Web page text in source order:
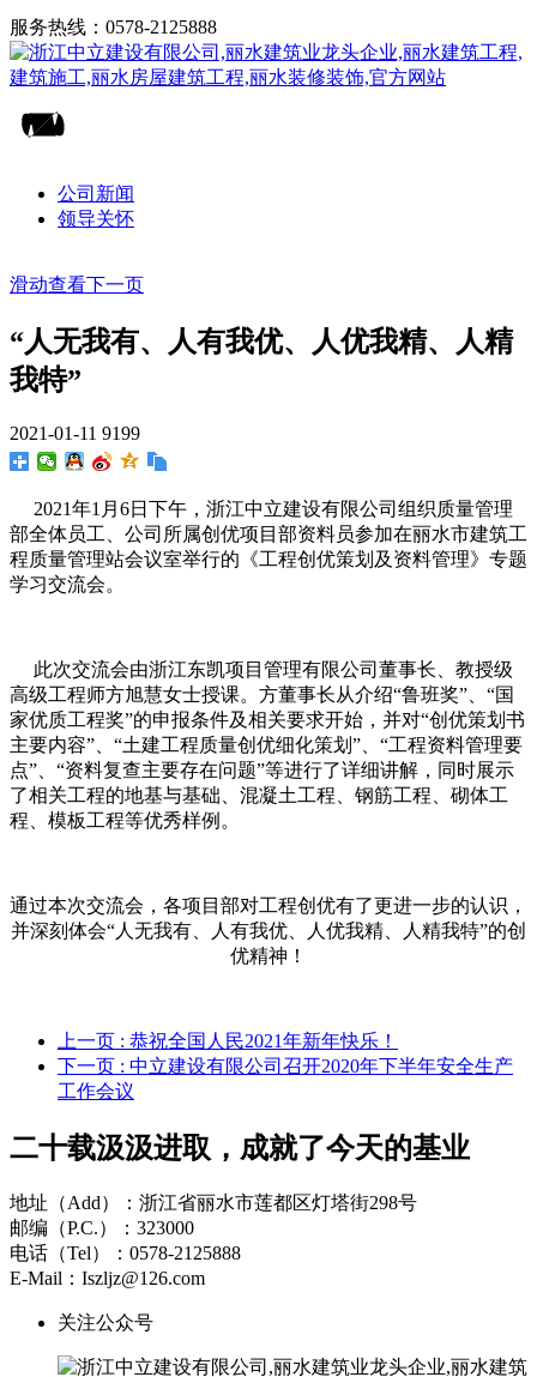
服务热线：0578-2125888
公司新闻
领导关怀
滑动查看下一页
“人无我有、人有我优、人优我精、人精
我特”
2021-01-11 9199
2021年1月6日下午，浙江中立建设有限公司组织质量管理
部全体员工、公司所属创优项目部资料员参加在丽水市建筑工
程质量管理站会议室举行的《工程创优策划及资料管理》专题
学习交流会。
此次交流会由浙江东凯项目管理有限公司董事长、教授级
高级工程师方旭慧女士授课。方董事长从介绍“鲁班奖”、“国
家优质工程奖”的申报条件及相关要求开始，并对“创优策划书
主要内容”、“土建工程质量创优细化策划”、“工程资料管理要
点”、“资料复查主要存在问题”等进行了详细讲解，同时展示
了相关工程的地基与基础、混凝土工程、钢筋工程、砌体工
程、模板工程等优秀样例。
通过本次交流会，各项目部对工程创优有了更进一步的认识，
并深刻体会“人无我有、人有我优、人优我精、人精我特”的创
优精神！
上一页 : 恭祝全国人民2021年新年快乐！
下一页 : 中立建设有限公司召开2020年下半年安全生产
工作会议
二十载汲汲进取，成就了今天的基业
地址（Add）：浙江省丽水市莲都区灯塔街298号
邮编（P.C.）：323000
电话（Tel）：0578-2125888
E-Mail：Iszljz@126.com
关注公众号